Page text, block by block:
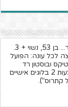
מי ידע אם אברהם לא היה שחור... בן 53, נשוי + 3.
לכל עונה: הפועל
ובוסטון רד
סוקס. מתקשר עם העולם באמצעות 2 בלוגים אישיים
קתרוס").